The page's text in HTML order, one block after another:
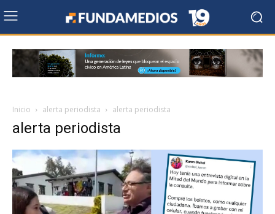
Inicio alerta periodista alerta periodista
alerta periodista